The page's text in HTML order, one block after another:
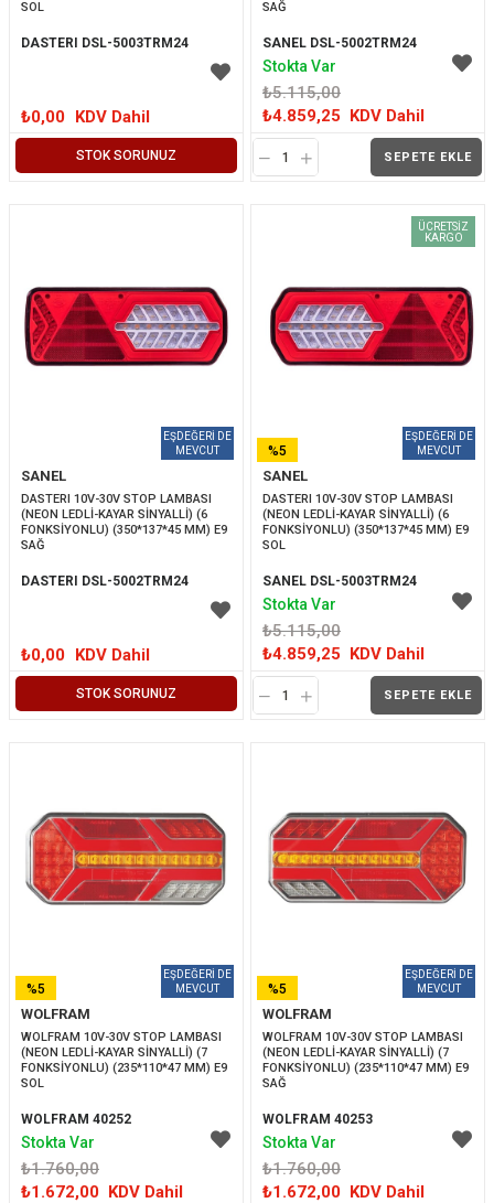
STOK SORUNUZ
SOL
DASTERI DSL-5003TRM24
₺0,00 KDV Dahil
SAĞ
SANEL DSL-5002TRM24
₺5.115,00
₺4.859,25 KDV Dahil
SEPETE EKLE
Stokta Var
STOK SORUNUZ
SANEL
DASTERI 10V-30V STOP LAMBASI
(NEON LEDLİ-KAYAR SİNYALLİ) (6
FONKSİYONLU) (350*137*45 MM) E9
SAĞ
DASTERI DSL-5002TRM24
₺0,00 KDV Dahil
SANEL
DASTERI 10V-30V STOP LAMBASI
(NEON LEDLİ-KAYAR SİNYALLİ) (6
FONKSİYONLU) (350*137*45 MM) E9
SOL
SANEL DSL-5003TRM24
₺5.115,00
₺4.859,25 KDV Dahil
SEPETE EKLE
%5
İNDIRIM
ÜCRETSIZ
KARGO
Stokta Var
WOLFRAM
WOLFRAM 10V-30V STOP LAMBASI
(NEON LEDLİ-KAYAR SİNYALLİ) (7
FONKSİYONLU) (235*110*47 MM) E9
SOL
WOLFRAM 40252
₺1.760,00
₺1.672,00 KDV Dahil
%5
İNDIRIM
Stokta Var
WOLFRAM
WOLFRAM 10V-30V STOP LAMBASI
(NEON LEDLİ-KAYAR SİNYALLİ) (7
FONKSİYONLU) (235*110*47 MM) E9
SAĞ
WOLFRAM 40253
₺1.760,00
₺1.672,00 KDV Dahil
%5
İNDIRIM
Stokta Var